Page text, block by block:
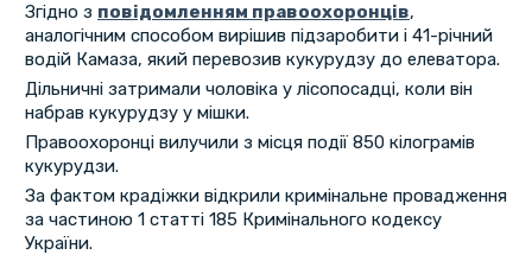
Згідно з повідомленням правоохоронців,
аналогічним способом вирішив підзаробити і 41-річний
водій Камаза, який перевозив кукурудзу до елеватора.
Дільничні затримали чоловіка у лісопосадці, коли він
набрав кукурудзу у мішки.
Правоохоронці вилучили з місця події 850 кілограмів
кукурудзи.
За фактом крадіжки відкрили кримінальне провадження
за частиною 1 статті 185 Кримінального кодексу
України.